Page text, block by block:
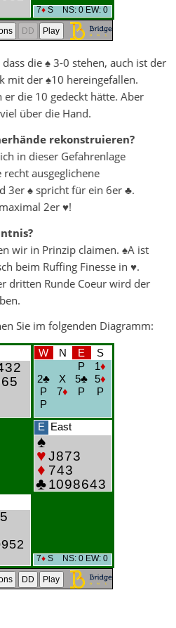
die ♠ 3-0 stehen, auch ist der
mit der ♠10 hereingefallen.
er die 10 gedeckt hätte. Aber
über die Hand.
rekonstruieren?
in dieser Gefahrenlage
ausgeglichene
3er ♠ spricht für ein 6er ♣.
2er ♥!
wir in Prinzip claimen. ♠A ist
beim Ruffing Finesse in ♥.
dritten Runde Coeur wird der
Sie im folgenden Diagramm: